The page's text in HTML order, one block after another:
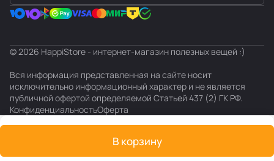
В корзину
© 2026 HappiStore - интернет-магазин полезных вещей :)
Вся информация представленная на сайте носит
исключительно информационный характер и не является
публичной офертой определяемой Статьей 437 (2) ГК РФ.
КонфиденциальностьОферта